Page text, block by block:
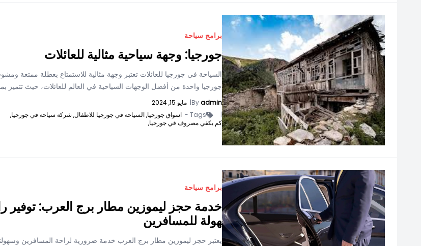
برامج سياحة
جورجيا: وجهة سياحية مثالية للعائلات
السياحة في جورجيا للعائلات تعتبر وجهة مثالية للاستمتاع بعطلة ممتعة
جورجيا واحدة من أفضل الوجهات السياحية في العالم للعائلات، حيث تتميز
Byadmin
| مايو 15, 2024
|
Tags - اسواق جورجيا,السياحة في جورجيا للاطفال, شركة سياحة في جورجيا,
كم يكفي مصروف في جورجيا,
برامج سياحة
خدمة حجز ليموزين مطار برج العرب: توفير
هولة للمسافرين
يعتبر حجز ليموزين مطار برج العرب خدمة ضرورية لراحة المسافرين